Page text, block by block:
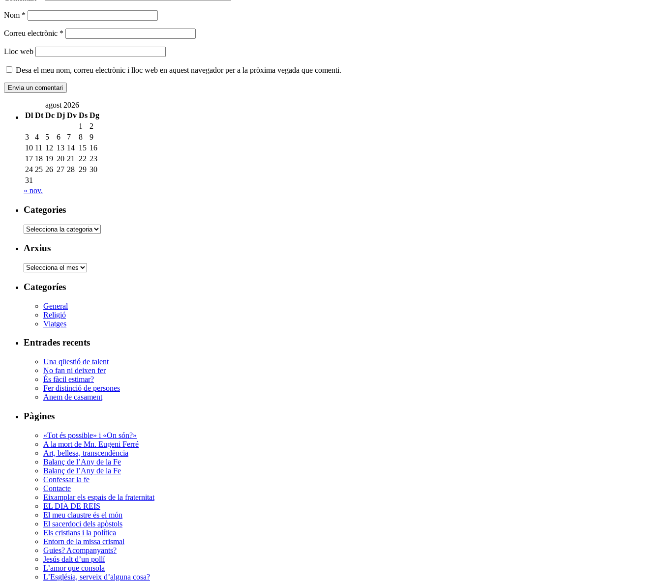
Nom *
Correu electrònic *
Lloc web
Desa el meu nom, correu electrònic i lloc web en aquest navegador per a la pròxima vegada que comenti.
agost 2026
Dl Dt Dc Dj Dv Ds Dg
1
2
3
4 5 6 7 8
9
10 11 12 13 14 15 16
17 18 19 20 21 22 23
24 25 26 27 28 29 30
31
« nov.
Categories
Categories
Arxius
Arxius
Categoríes
General
Religió
Viatges
Entrades recents
Una qüestió de talent
No fan ni deixen fer
És fàcil estimar?
Fer distinció de persones
Anem de casament
Pàgines
«Tot és possible» i «On són?»
A la mort de Mn. Eugeni Ferré
Art, bellesa, transcendència
Balanç de l’Any de la Fe
Balanç de l’Any de la Fe
Confessar la fe
Contacte
Eixamplar els espais de la fraternitat
EL DIA DE REIS
El meu claustre és el món
El sacerdoci dels apòstols
Els cristians i la política
Entorn de la missa crismal
Guies? Acompanyants?
Jesús dalt d’un pollí
L’amor que consola
L’Església, serveix d’alguna cosa?